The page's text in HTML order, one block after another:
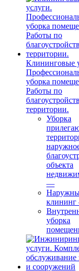
Клининговые
уборка
Работы по
территории.
Уборка
объекта
—
клининг
уборка